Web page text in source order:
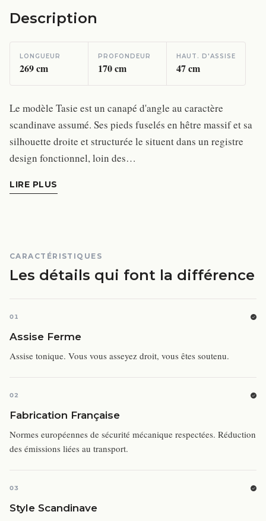
Description
LONGUEUR
269cm
PROFONDEUR
170cm
HAUT. D'ASSISE
47cm
Le modèle Tasie est un canapé d'angle au caractère
scandinave assumé. Ses pieds fuselés en hêtre massif et sa
silhouette droite et structurée le situent dans un registre
design fonctionnel, loin des…
LIRE PLUS
CARACTÉRISTIQUES
Les détails qui font la différence
01
Assise Ferme
Assise tonique. Vous vous asseyez droit, vous êtes soutenu.
02
Fabrication Française
Normes européennes de sécurité mécanique respectées. Réduction
des émissions liées au transport.
03
Style Scandinave